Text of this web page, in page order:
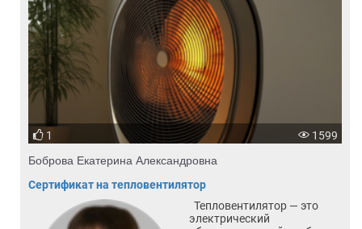
1 1599
Боброва Екатерина Александровна
Сертификат на тепловентилятор
Тепловентилятор — это
электрический